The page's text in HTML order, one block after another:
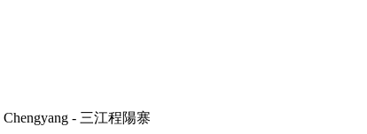
Chengyang - 三江程陽寨